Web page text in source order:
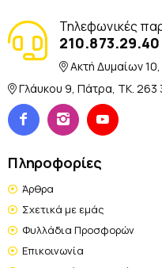
Τηλεφωνικές
210.873.29.40
Ακτή Δυμαίων
Γλάυκου 9, Πάτρα, TK. 263
Πληροφορίες
Άρθρα
Σχετικά με εμάς
Φυλλάδια Προσφορών
Επικοινωνία